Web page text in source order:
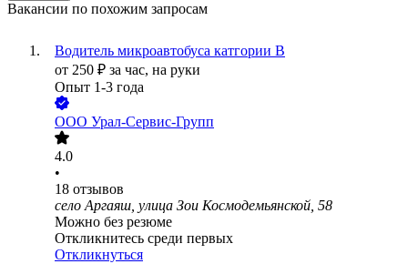
Вакансии по похожим запросам
Водитель микроавтобуса катгории В
от 250 ₽ за час, на руки
Опыт 1-3 года
ООО Урал-Сервис-Групп
4.0
•
18 отзывов
село Аргаяш, улица Зои Космодемьянской, 58
Можно без резюме
Откликнитесь среди первых
Откликнуться